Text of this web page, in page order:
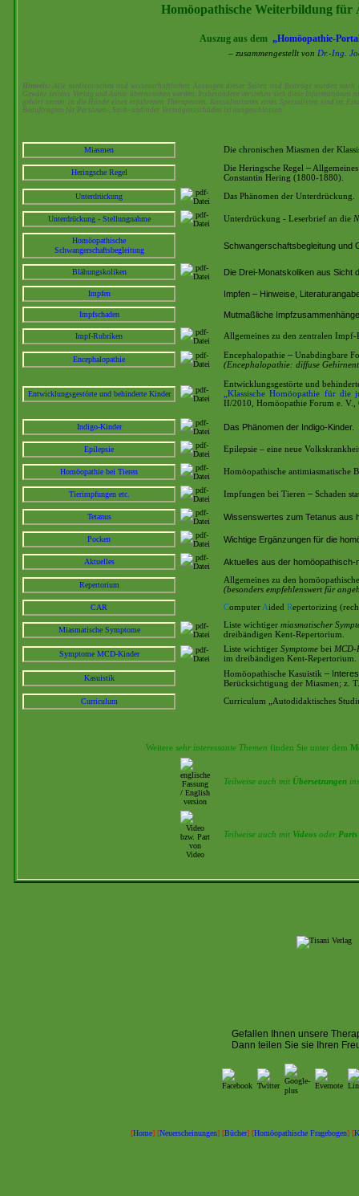
Homöopathische Weiterbildung
Auszug aus dem „Homöopathie-
– zusammengestellt von Dr.-Ing.
Hinweis: Alle medizinischen und wissenschaftlichen Aussagen dieser Seiten und Beiträge wurden
Gewähr seitens Verlag und Autor übernommen werden. Insbesondere verstehen sich diese
gehört immer in die Hände eines erfahrenen Therapeuten. Konsultationen eines Spezialisten sind im
Beauftragten für Personen-, Sach- und/oder Vermögensschäden ist ausgeschlossen.
Miasmen Die chronischen Miasmen der
Heringsche Regel Die Heringsche Regel –
Constantin Hering (1800-1880).
Unterdrückung Das Phänomen der Unterdrückung.
Unterdrückung - Stellungnahme Unterdrückung - Leserbrief an die
Homöopathische
Schwangerschaftsbegleitung
Schwangerschaftsbegleitung und
Blähungskoliken Die Drei-Monatskoliken aus Sicht
Impfen Impfen – Hinweise,
Impfschaden Mutmaßliche
Impf-Rubriken Allgemeines zu den zentralen
Encephalopathie Encephalopathie – Unabdingbare
(Encephalopathie: diffuse
Entwicklungsgestörte und behinderte Kinder
Entwicklungsgestörte und
„Klassische Homöopathie für die
II/2010, Homöopathie Forum e.
Indigo-Kinder Das Phänomen der Indigo-Kinder.
Epilepsie Epilepsie – eine neue
Homöopathie bei Tieren Homöopathische antimiasmatische
Tierimpfungen etc. Impfungen bei Tieren – Schaden
Tetanus Wissenswertes zum Tetanus aus
Pocken Wichtige Ergänzungen für die
Aktuelles Aktuelles aus der homöopathisch-
Repertorium
Allgemeines zu den
(besonders empfehlenswert für
CAR
Computer Aided Repertorizing
Miasmatische Symptome
Liste wichtiger miasmatischer
dreibändigen Kent-Repertorium.
Symptome MCD-Kinder
Liste wichtiger Symptome bei MCD-
im dreibändigen Kent-Repertorium.
Kasuistik Homöopathische Kasuistik –
Berücksichtigung der Miasmen; z.
Curriculum
Curriculum „Autodidaktisches
Weitere sehr interessante Themen finden Sie unter dem
Teilweise auch mit Übersetzungen
Teilweise auch mit Videos oder
Gefallen Ihnen unsere
Dann teilen Sie sie Ihren
[Home] [Neuerscheinungen] [Bücher] [Homöopathische Fragebogen] [